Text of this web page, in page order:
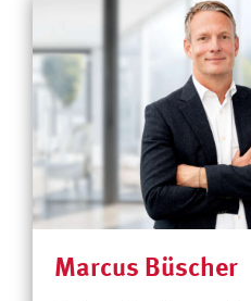
Marcus Büscher